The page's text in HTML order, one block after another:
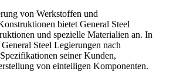
von Werkstoffen und
bietet General Steel
und spezielle Materialien an. In
Steel Legierungen nach
seiner Kunden,
von einteiligen Komponenten.